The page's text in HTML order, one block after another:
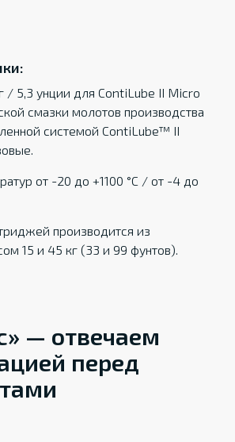
/ 5,3 унции для ContiLube II Micro
смазки молотов производства
системой ContiLube™ II
от -20 до +1100 °C / от -4 до
производится из
15 и 45 кг (33 и 99 фунтов).
— отвечаем
перед